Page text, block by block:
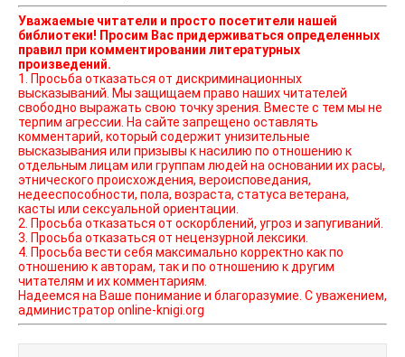
Уважаемые читатели и просто посетители нашей
библиотеки! Просим Вас придерживаться определенных
правил при комментировании литературных
произведений.
1. Просьба отказаться от дискриминационных
высказываний. Мы защищаем право наших читателей
свободно выражать свою точку зрения. Вместе с тем мы не
терпим агрессии. На сайте запрещено оставлять
комментарий, который содержит унизительные
высказывания или призывы к насилию по отношению к
отдельным лицам или группам людей на основании их расы,
этнического происхождения, вероисповедания,
недееспособности, пола, возраста, статуса ветерана,
касты или сексуальной ориентации.
2. Просьба отказаться от оскорблений, угроз и запугиваний.
3. Просьба отказаться от нецензурной лексики.
4. Просьба вести себя максимально корректно как по
отношению к авторам, так и по отношению к другим
читателям и их комментариям.
Надеемся на Ваше понимание и благоразумие. С уважением,
администратор online-knigi.org